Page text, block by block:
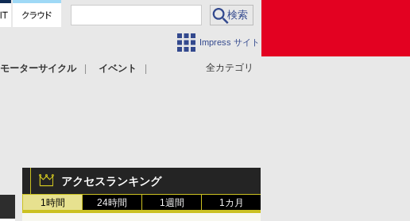
Impress サイト
全カテゴリ
モーターサイクル
イベント
アクセスランキング
1時間 24時間 1週間 1カ月